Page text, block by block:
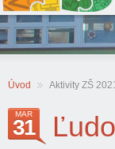
Úvod Aktivity ZŠ
MAR
31